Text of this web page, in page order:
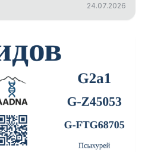
24.07.2026